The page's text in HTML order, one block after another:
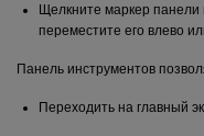
Щелкните маркер панели
переместите его влево
Панель инструментов
Переходить на главный